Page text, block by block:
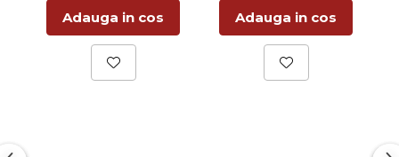
Adauga in cos Adauga in cos